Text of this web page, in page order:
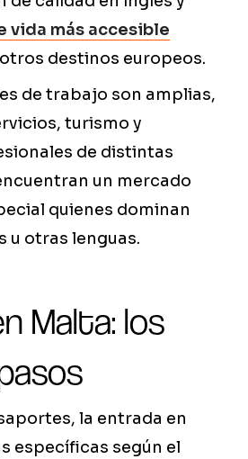
vida más accesible
destinos europeos.
de trabajo son amplias,
turismo y
de distintas
un mercado
quienes dominan
u otras lenguas.
Malta: los
la entrada en
específicas según el